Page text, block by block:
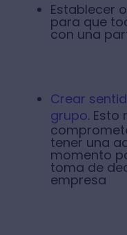
Establecer
para que
con una
Crear
grupo. Esto
tener una
momento
toma de
empresa